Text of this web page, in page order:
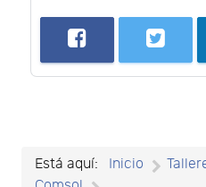
Está aquí: Inicio